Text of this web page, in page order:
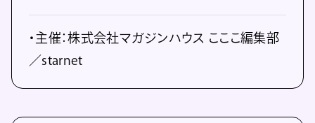
・主催：株式会社マガジンハウス こここ編集部
／starnet